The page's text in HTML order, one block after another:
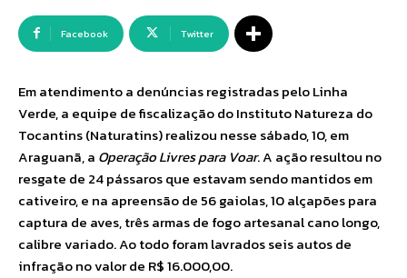
Facebook Twitter
Em atendimento a denúncias registradas pelo Linha
Verde, a equipe de fiscalização do Instituto Natureza do
Tocantins (Naturatins) realizou nesse sábado, 10, em
Araguanã, a Operação Livres para Voar. A ação resultou no
resgate de 24 pássaros que estavam sendo mantidos em
cativeiro, e na apreensão de 56 gaiolas, 10 alçapões para
captura de aves, três armas de fogo artesanal cano longo,
calibre variado. Ao todo foram lavrados seis autos de
infração no valor de R$ 16.000,00.